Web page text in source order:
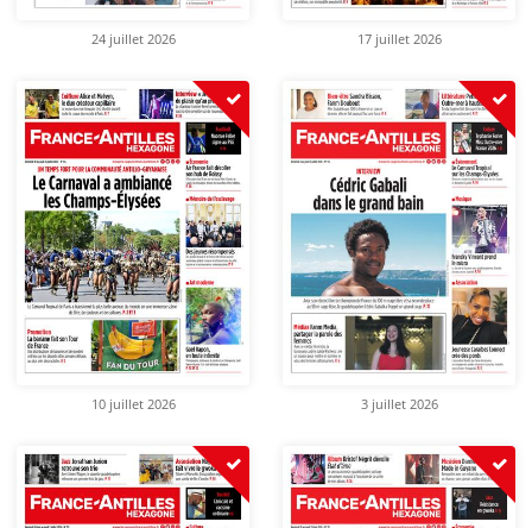
24 juillet 2026 17 juillet 2026
10 juillet 2026 3 juillet 2026